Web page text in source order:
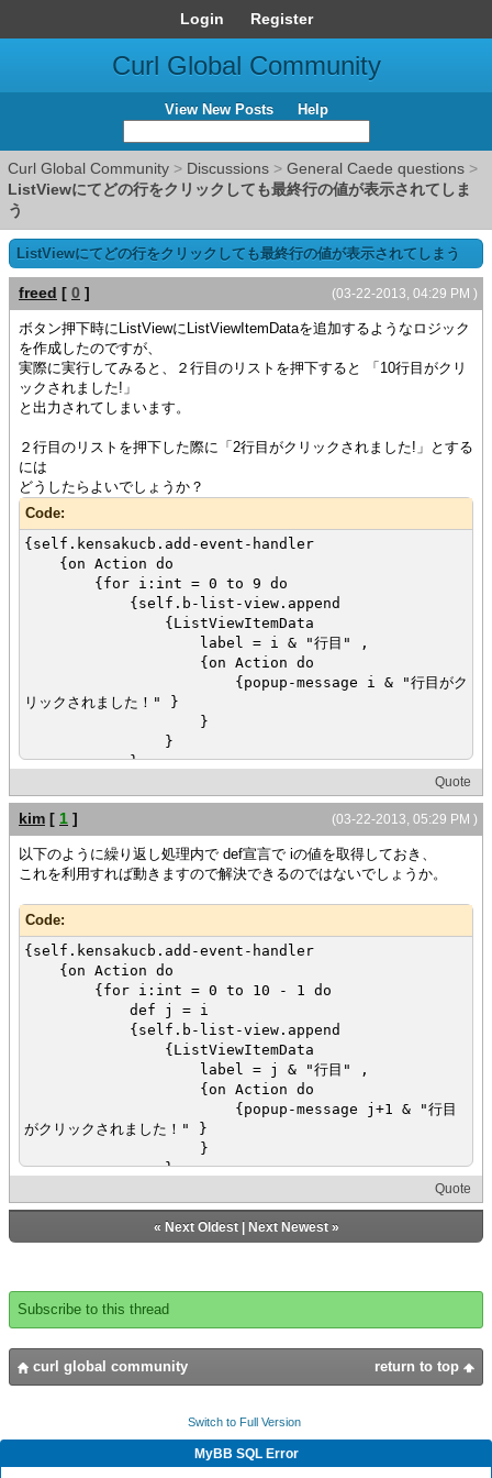
Login Register
Curl Global Community
View New Posts Help
Curl Global Community > Discussions > General Caede questions >
ListViewにてどの行をクリックしても最終行の値が表示されてしま
う
ListViewにてどの行をクリックしても最終行の値が表示されてしまう
(03-22-2013, 04:29 PM )
freed [ 0 ]
ボタン押下時にListViewにListViewItemDataを追加するようなロジック
を作成したのですが、
実際に実行してみると、２行目のリストを押下すると 「10行目がクリ
ックされました!」
と出力されてしまいます。
２行目のリストを押下した際に「2行目がクリックされました!」とする
には
どうしたらよいでしょうか？
Code:
{self.kensakucb.add-event-handler
{on Action do
{for i:int = 0 to 9 do
{self.b-list-view.append
{ListViewItemData
label = i & "行目" ,
{on Action do
{popup-message i & "行目がク
リックされました！" }
}
}
}
}
}
Quote
(03-22-2013, 05:29 PM )
kim [ 1 ]
以下のように繰り返し処理内で def宣言で iの値を取得しておき、
これを利用すれば動きますので解決できるのではないでしょうか。
Code:
{self.kensakucb.add-event-handler
{on Action do
{for i:int = 0 to 10 - 1 do
def j = i
{self.b-list-view.append
{ListViewItemData
label = j & "行目" ,
{on Action do
{popup-message j+1 & "行目
がクリックされました！" }
}
}
}
}
Quote
« Next Oldest| Next Newest»
Subscribe to this thread
return to top
curl global community
Switch to Full Version
MyBB SQL Error